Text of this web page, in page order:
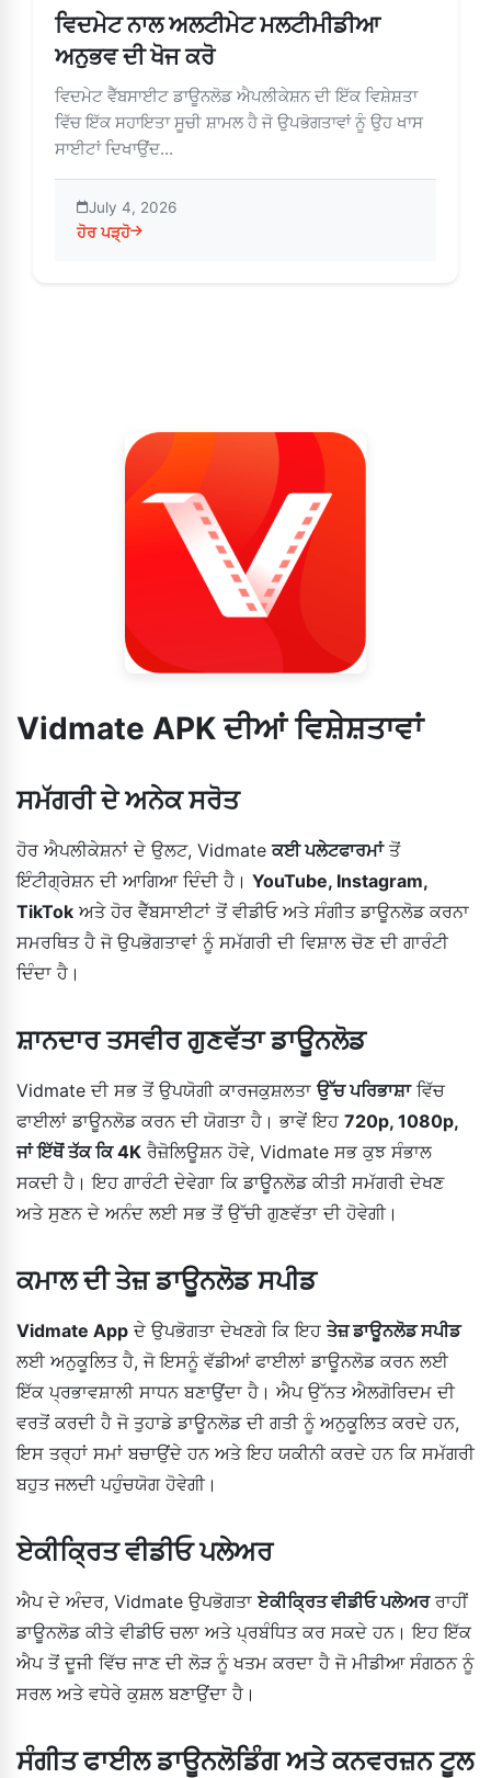
ਵਿਦਮੇਟ ਨਾਲ ਅਲਟੀਮੇਟ ਮਲਟੀਮੀਡੀਆ
ਅਨੁਭਵ ਦੀ ਖੋਜ ਕਰੋ
ਵਿਦਮੇਟ ਵੈੱਬਸਾਈਟ ਡਾਊਨਲੋਡ ਐਪਲੀਕੇਸ਼ਨ ਦੀ ਇੱਕ ਵਿਸ਼ੇਸ਼ਤਾ
ਵਿੱਚ ਇੱਕ ਸਹਾਇਤਾ ਸੂਚੀ ਸ਼ਾਮਲ ਹੈ ਜੋ ਉਪਭੋਗਤਾਵਾਂ ਨੂੰ ਉਹ ਖਾਸ
ਸਾਈਟਾਂ ਦਿਖਾਉਂਦ...
July 4, 2026
ਹੋਰ ਪੜ੍ਹੋ
about ਵਿਦਮੇਟ ਨਾਲ ਅਲਟੀਮੇਟ ਮਲਟੀਮੀਡੀਆ ਅਨੁਭਵ ਦੀ ਖੋਜ ਕਰੋ
Vidmate APK ਦੀਆਂ ਵਿਸ਼ੇਸ਼ਤਾਵਾਂ
ਸਮੱਗਰੀ ਦੇ ਅਨੇਕ ਸਰੋਤ
ਹੋਰ ਐਪਲੀਕੇਸ਼ਨਾਂ ਦੇ ਉਲਟ, Vidmateਕਈ ਪਲੇਟਫਾਰਮਾਂਤੋਂ
ਇੰਟੀਗ੍ਰੇਸ਼ਨ ਦੀ ਆਗਿਆ ਦਿੰਦੀ ਹੈ। YouTube, Instagram,
TikTok ਅਤੇ ਹੋਰ ਵੈੱਬਸਾਈਟਾਂ ਤੋਂ ਵੀਡੀਓ ਅਤੇ ਸੰਗੀਤ ਡਾਊਨਲੋਡ ਕਰਨਾ
ਸਮਰਥਿਤ ਹੈ ਜੋ ਉਪਭੋਗਤਾਵਾਂ ਨੂੰ ਸਮੱਗਰੀ ਦੀ ਵਿਸ਼ਾਲ ਚੋਣ ਦੀ ਗਾਰੰਟੀ
ਦਿੰਦਾ ਹੈ।
ਸ਼ਾਨਦਾਰ ਤਸਵੀਰ ਗੁਣਵੱਤਾ ਡਾਊਨਲੋਡ
Vidmate ਦੀ ਸਭ ਤੋਂ ਉਪਯੋਗੀ ਕਾਰਜਕੁਸ਼ਲਤਾ ਉੱਚ ਪਰਿਭਾਸ਼ਾਵਿੱਚ
ਫਾਈਲਾਂ ਡਾਊਨਲੋਡ ਕਰਨ ਦੀ ਯੋਗਤਾ ਹੈ। ਭਾਵੇਂ ਇਹ 720p, 1080p,
ਜਾਂ ਇੱਥੋਂ ਤੱਕ ਕਿ 4K ਰੈਜ਼ੋਲਿਊਸ਼ਨ ਹੋਵੇ, Vidmate ਸਭ ਕੁਝ ਸੰਭਾਲ
ਸਕਦੀ ਹੈ। ਇਹ ਗਾਰੰਟੀ ਦੇਵੇਗਾ ਕਿ ਡਾਊਨਲੋਡ ਕੀਤੀ ਸਮੱਗਰੀ ਦੇਖਣ
ਅਤੇ ਸੁਣਨ ਦੇ ਅਨੰਦ ਲਈ ਸਭ ਤੋਂ ਉੱਚੀ ਗੁਣਵੱਤਾ ਦੀ ਹੋਵੇਗੀ।
ਕਮਾਲ ਦੀ ਤੇਜ਼ ਡਾਊਨਲੋਡ ਸਪੀਡ
Vidmate App ਦੇ ਉਪਭੋਗਤਾ ਦੇਖਣਗੇ ਕਿ ਇਹ ਤੇਜ਼ ਡਾਊਨਲੋਡ ਸਪੀਡ
ਲਈ ਅਨੁਕੂਲਿਤ ਹੈ, ਜੋ ਇਸਨੂੰ ਵੱਡੀਆਂ ਫਾਈਲਾਂ ਡਾਊਨਲੋਡ ਕਰਨ ਲਈ
ਇੱਕ ਪ੍ਰਭਾਵਸ਼ਾਲੀ ਸਾਧਨ ਬਣਾਉਂਦਾ ਹੈ। ਐਪ ਉੱਨਤ ਐਲਗੋਰਿਦਮ ਦੀ
ਵਰਤੋਂ ਕਰਦੀ ਹੈ ਜੋ ਤੁਹਾਡੇ ਡਾਊਨਲੋਡ ਦੀ ਗਤੀ ਨੂੰ ਅਨੁਕੂਲਿਤ ਕਰਦੇ ਹਨ,
ਇਸ ਤਰ੍ਹਾਂ ਸਮਾਂ ਬਚਾਉਂਦੇ ਹਨ ਅਤੇ ਇਹ ਯਕੀਨੀ ਕਰਦੇ ਹਨ ਕਿ ਸਮੱਗਰੀ
ਬਹੁਤ ਜਲਦੀ ਪਹੁੰਚਯੋਗ ਹੋਵੇਗੀ।
ਏਕੀਕ੍ਰਿਤ ਵੀਡੀਓ ਪਲੇਅਰ
ਐਪ ਦੇ ਅੰਦਰ, Vidmate ਉਪਭੋਗਤਾਏਕੀਕ੍ਰਿਤ ਵੀਡੀਓ ਪਲੇਅਰਰਾਹੀਂ
ਡਾਊਨਲੋਡ ਕੀਤੇ ਵੀਡੀਓ ਚਲਾ ਅਤੇ ਪ੍ਰਬੰਧਿਤ ਕਰ ਸਕਦੇ ਹਨ। ਇਹ ਇੱਕ
ਐਪ ਤੋਂ ਦੂਜੀ ਵਿੱਚ ਜਾਣ ਦੀ ਲੋੜ ਨੂੰ ਖਤਮ ਕਰਦਾ ਹੈ ਜੋ ਮੀਡੀਆ ਸੰਗਠਨ ਨੂੰ
ਸਰਲ ਅਤੇ ਵਧੇਰੇ ਕੁਸ਼ਲ ਬਣਾਉਂਦਾ ਹੈ।
ਸੰਗੀਤ ਫਾਈਲ ਡਾਊਨਲੋਡਿੰਗ ਅਤੇ ਕਨਵਰਜ਼ਨ ਟੂਲ